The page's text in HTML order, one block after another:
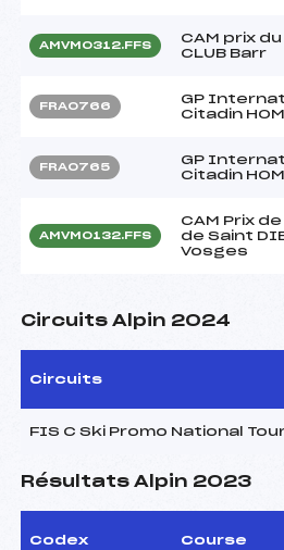
AMVM0312.FFS
CAM prix du
CLUB Barr
FRA0766
GP
Citadin
FRA0765
GP
Citadin
AMVM0132.FFS
CAM Prix de
de Saint
Vosges
Circuits Alpin 2024
Circuits
FIS C Ski Promo National
Résultats Alpin 2023
Codex Course